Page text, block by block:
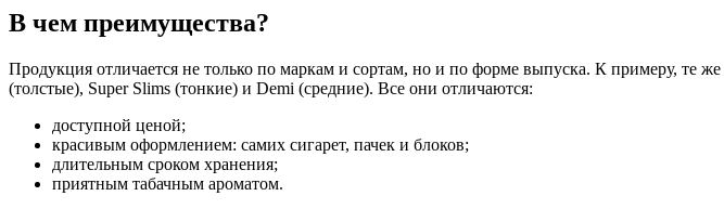
В чем преимущества?
Продукция отличается не только по маркам и сортам, но и по форме выпуска. К примеру, те же
(толстые), Super Slims (тонкие) и Demi (средние). Все они отличаются:
доступной ценой;
красивым оформлением: самих сигарет, пачек и блоков;
длительным сроком хранения;
приятным табачным ароматом.